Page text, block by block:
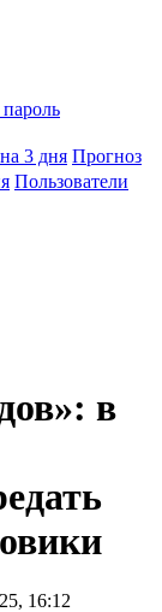
3 дня Прогноз
Пользователи
в
16:12